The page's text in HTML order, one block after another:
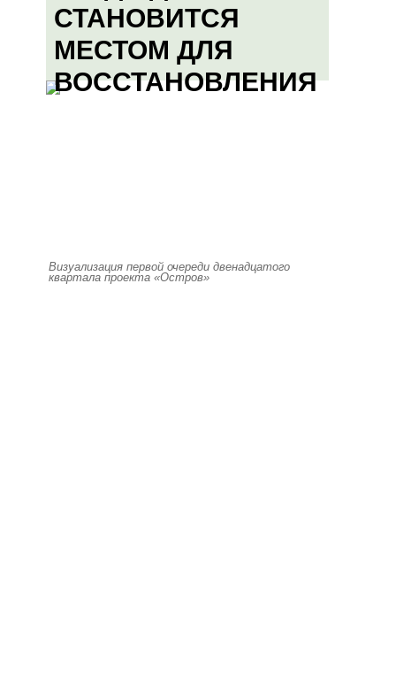
СТАНОВИТСЯ
МЕСТОМ ДЛЯ
ВОССТАНОВЛЕНИЯ
Визуализация первой очереди двенадцатого
квартала проекта «Остров»